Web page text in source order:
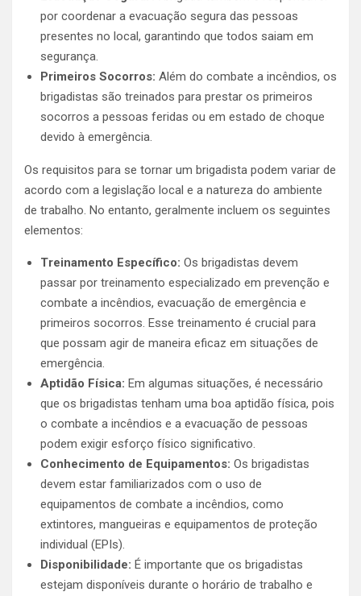
por coordenar a evacuação segura das pessoas
presentes no local, garantindo que todos saiam em
segurança.
Primeiros Socorros: Além do combate a incêndios, os
brigadistas são treinados para prestar os primeiros
socorros a pessoas feridas ou em estado de choque
devido à emergência.
Os requisitos para se tornar um brigadista podem variar de
acordo com a legislação local e a natureza do ambiente
de trabalho. No entanto, geralmente incluem os seguintes
elementos:
Treinamento Específico: Os brigadistas devem
passar por treinamento especializado em prevenção e
combate a incêndios, evacuação de emergência e
primeiros socorros. Esse treinamento é crucial para
que possam agir de maneira eficaz em situações de
emergência.
Aptidão Física: Em algumas situações, é necessário
que os brigadistas tenham uma boa aptidão física, pois
o combate a incêndios e a evacuação de pessoas
podem exigir esforço físico significativo.
Conhecimento de Equipamentos: Os brigadistas
devem estar familiarizados com o uso de
equipamentos de combate a incêndios, como
extintores, mangueiras e equipamentos de proteção
individual (EPIs).
Disponibilidade: É importante que os brigadistas
estejam disponíveis durante o horário de trabalho e